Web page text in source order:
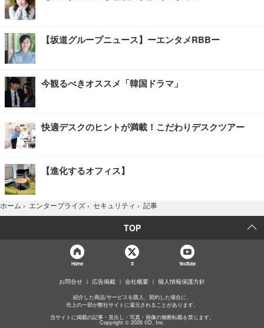
【坂道グループニュース】ーエンタメRBBー
今観るべきオススメ「韓国ドラマ」
快適デスクのヒントが満載！こだわりデスクツアー
【進化するオフィス】
ホーム › エンタープライズ › セキュリティ › 記事
TOP
Home X YouTube
お問合せ 広告掲載 会社概要 個人情報保護方針
紹介した商品/サービスを購入、契約した場合に、
売上の一部が弊社サイトに還元されることがあります。
当サイトに掲載の記事・見出し・写真・画像の無断転載を禁じます。
Copyright © 2026 IID, Inc.